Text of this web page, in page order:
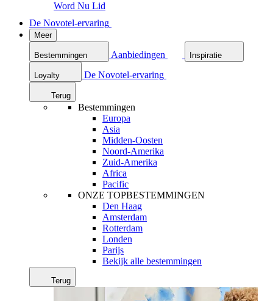
Word Nu Lid
De Novotel-ervaring
Meer
Bestemmingen Aanbiedingen Inspiratie
Loyalty De Novotel-ervaring
Terug
Bestemmingen
Europa
Asia
Midden-Oosten
Noord-Amerika
Zuid-Amerika
Africa
Pacific
ONZE TOPBESTEMMINGEN
Den Haag
Amsterdam
Rotterdam
Londen
Parijs
Bekijk alle bestemmingen
Terug